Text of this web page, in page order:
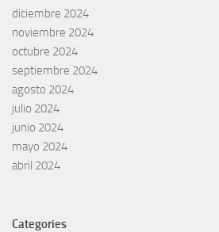
diciembre 2024
noviembre 2024
octubre 2024
septiembre 2024
agosto 2024
julio 2024
junio 2024
mayo 2024
abril 2024
Categories